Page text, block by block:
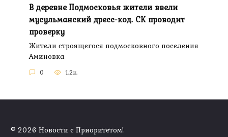
В деревне Подмосковья жители ввели
мусульманский дресс-код. СК проводит
проверку
Жители строящегося подмосковного поселения
Аминовка
0 1.2к.
© 2026 Новости с Приоритетом!